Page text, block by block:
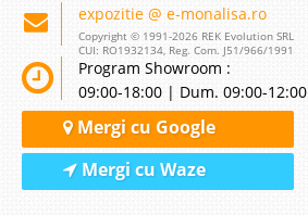
expozitie @ e-monalisa.ro
Copyright © 1991-2026 REK Evolution SRL
CUI: RO1932134, Reg. Com. J51/966/1991
Program Showroom :
09:00-18:00 | Dum. 09:00-12:00
Mergi cu Google
Mergi cu Waze